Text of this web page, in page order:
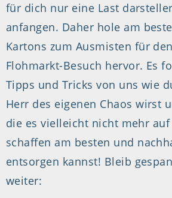
für dich nur eine Last
anfangen. Daher hole am
Kartons zum Ausmisten für
Flohmarkt-Besuch hervor. Es
Tipps und Tricks von uns wie
Herr des eigenen Chaos wirst
die es vielleicht nicht mehr
schaffen am besten und
entsorgen kannst! Bleib
weiter: